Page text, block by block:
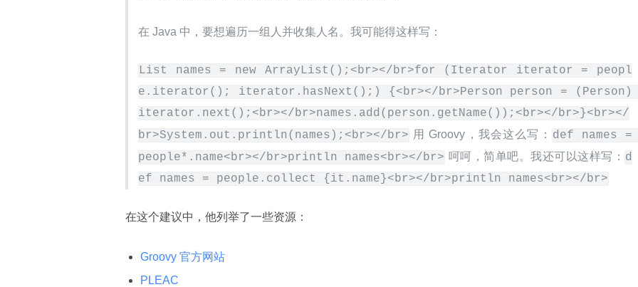
在 Java 中，要想遍历一组人并收集人名。我可能得这样写：
List names = new ArrayList();<br></br>for (Iterator iterator = peopl
e.iterator(); iterator.hasNext();) {<br></br>Person person = (Person)
iterator.next();<br></br>names.add(person.getName());<br></br>}<br></
br>System.out.println(names);<br></br> 用 Groovy，我会这么写： def names =
people*.name<br></br>println names<br></br> 呵呵，简单吧。我还可以这样写： d
ef names = people.collect {it.name}<br></br>println names<br></br>
在这个建议中，他列举了一些资源：
Groovy 官方网站
PLEAC